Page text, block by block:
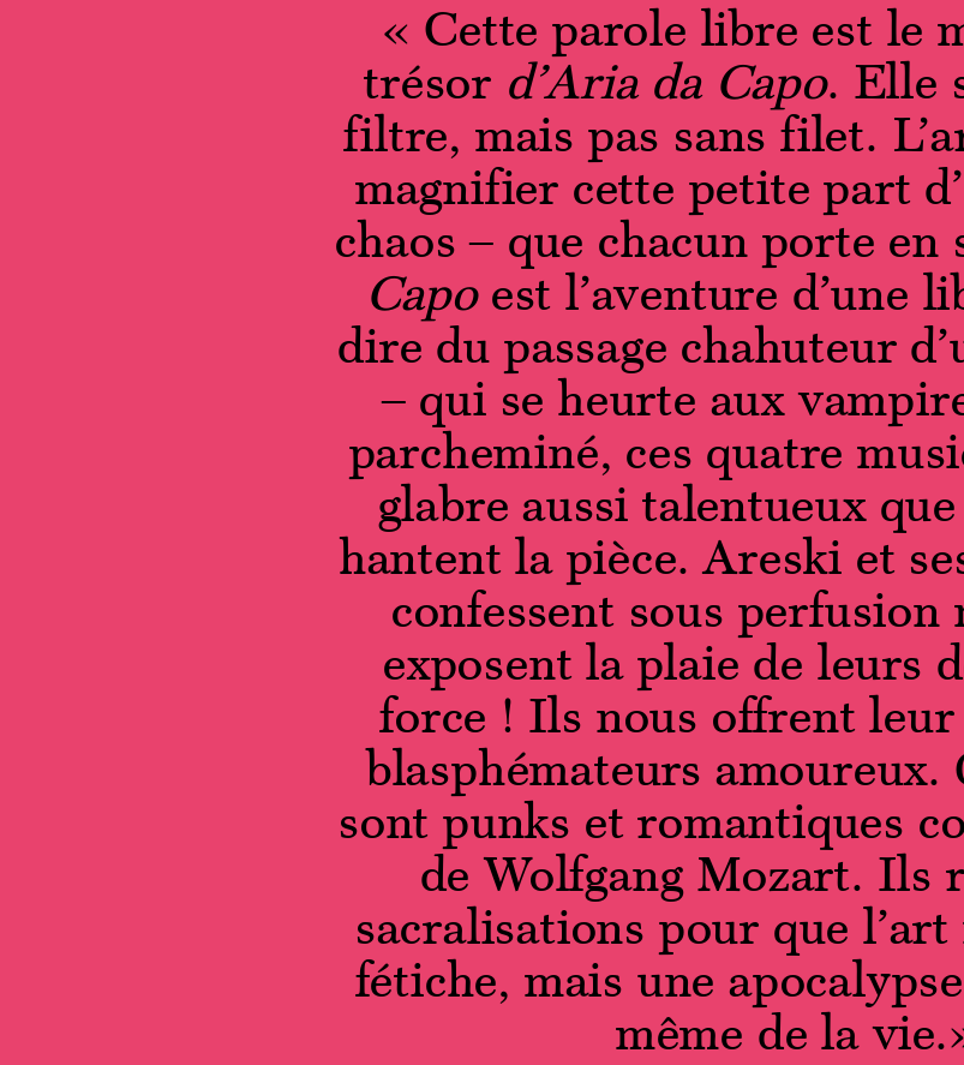
Police dyslexie :non
Taille du texte :par défaut
Contrastes :par défaut
« Cette parole libre est le
trésor d’Aria da Capo. Elle
filtre, mais pas sans filet.
magnifier cette petite part
chaos – que chacun porte en
Capoest l’aventure d’une
dire du passage chahuteur
– qui se heurte aux
parcheminé, ces quatre
glabre aussi talentueux
hantent la pièce. Areski et
confessent sous perfusion
exposent la plaie de leurs
force ! Ils nous offrent
blasphémateurs
sont punks et romantiques
de Wolfgang Mozart. Ils
sacralisations pour que
fétiche, mais une
même de la